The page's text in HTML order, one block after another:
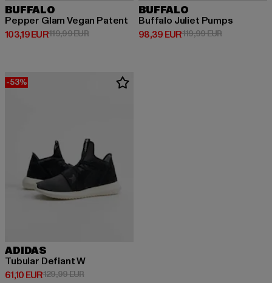
BUFFALO
Pepper Glam Vegan Patent
103,19 EUR
Derzeitiger Preis: 103,19 EUR
119,99 EURAktionspreis: 119,99 EUR
BUFFALO
Buffalo Juliet Pumps
98,39 EUR
Derzeitiger Preis: 98,39 EUR
119,99 EURAktionspreis:
-53%
ADIDAS
Tubular Defiant W
61,10 EUR
Derzeitiger Preis: 61,10 EUR
129,99 EURAktionspreis: 129,99 EUR